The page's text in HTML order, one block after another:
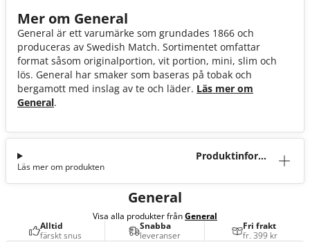
Mer om General
General är ett varumärke som grundades 1866 och
produceras av Swedish Match. Sortimentet omfattar
format såsom originalportion, vit portion, mini, slim och
lös. General har smaker som baseras på tobak och
bergamott med inslag av te och läder. Läs mer om
General.
Produktinforma
Läs mer om produkten
General
Visa alla produkter frånGeneral
Alltid
färskt snus
Snabba
leveranser
Fri frakt
fr. 399 kr